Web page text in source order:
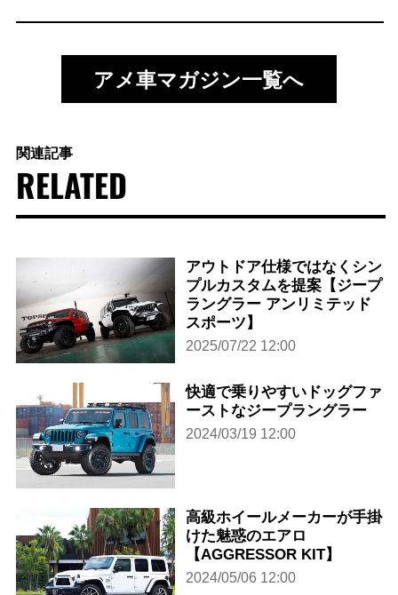
アメ車マガジン一覧へ
関連記事
RELATED
アウトドア仕様ではなくシン
プルカスタムを提案【ジープ
ラングラー アンリミテッド
スポーツ】
2025/07/22 12:00
快適で乗りやすいドッグファ
ーストなジープラングラー
2024/03/19 12:00
高級ホイールメーカーが手掛
けた魅惑のエアロ
【AGGRESSOR KIT】
2024/05/06 12:00